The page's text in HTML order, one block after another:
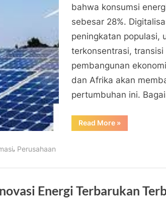
bahwa konsumsi
sebesar 28%.
peningkatan populasi,
terkonsentrasi,
pembangunan
dan Afrika akan
pertumbuhan ini.
Read More“Bagaimana
Perusahaan
»
, Perusahaan
Energi Terbarukan